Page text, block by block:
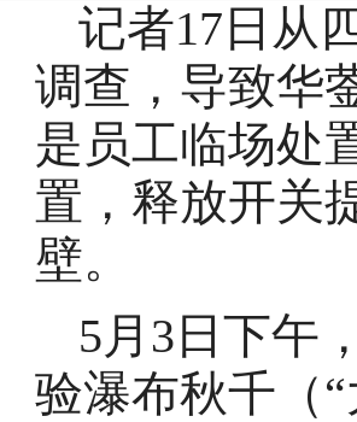
记者17日从
调查，导致华
是员工临场处
置，释放开关
壁。
5月3日下午
验瀑布秋千（